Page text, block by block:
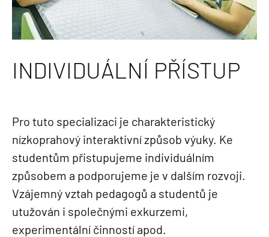
INDIVIDUÁLNÍ PŘÍSTUP
Pro tuto specializaci je charakteristický
nízkoprahový interaktivní způsob výuky. Ke
studentům přistupujeme individuálním
způsobem a podporujeme je v dalším rozvoji.
Vzájemný vztah pedagogů a studentů je
utužován i společnými exkurzemi,
experimentální činností apod.